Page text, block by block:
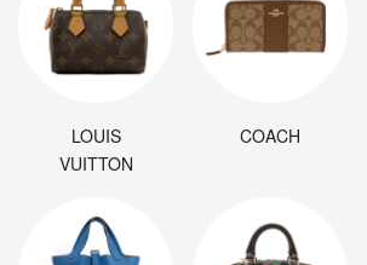
LOUIS
VUITTON
COACH